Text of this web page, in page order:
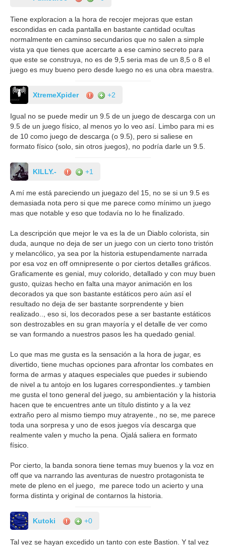
Tiene exploracion a la hora de recojer mejoras que estan
escondidas en cada pantalla en bastante cantidad ocultas
normalmente en caminso secundarios que no salen a simple
vista ya que tienes que acercarte a ese camino secreto para
que este se construya, no es de 9,5 seria mas de un 8,5 o 8 el
juego es muy bueno pero desde luego no es una obra maestra.
XtremeXpider +2
Igual no se puede medir un 9.5 de un juego de descarga con un
9.5 de un juego físico, al menos yo lo veo así. Limbo para mi es
de 10 como juego de descarga (o 9.5), pero si saliese en
formato físico (solo, sin otros juegos), no podría darle un 9.5.
KILLY.- +1
A mí me está pareciendo un juegazo del 15, no se si un 9.5 es
demasiada nota pero si que me parece como mínimo un juego
mas que notable y eso que todavía no lo he finalizado.
La descripción que mejor le va es la de un Diablo colorista, sin
duda, aunque no deja de ser un juego con un cierto tono tristón
y melancólico, ya sea por la historia estupendamente narrada
por esa voz en off omnipresente o por ciertos detalles gráficos.
Graficamente es genial, muy colorido, detallado y con muy buen
gusto, quizas hecho en falta una mayor animación en los
decorados ya que son bastante estáticos pero aún así el
resultado no deja de ser bastante sorprendente y bien
realizado.., eso si, los decorados pese a ser bastante estáticos
son destrozables en su gran mayoría y el detalle de ver como
se van formando a nuestros pasos les ha quedado genial.
Lo que mas me gusta es la sensación a la hora de jugar, es
divertido, tiene muchas opciones para afrontar los combates en
forma de armas y ataques especiales que puedes ir subiendo
de nivel a tu antojo en los lugares correspondientes..y tambien
me gusta el tono general del juego, su ambientación y la historia
hacen que te encuentres ante un título distinto y a la vez
extraño pero al mismo tiempo muy atrayente., no se, me parece
toda una sorpresa y uno de esos juegos vía descarga que
realmente valen y mucho la pena. Ojalá saliera en formato
físico.
Por cierto, la banda sonora tiene temas muy buenos y la voz en
off que va narrando las aventuras de nuestro protagonista te
mete de pleno en el juego, me parece todo un acierto y una
forma distinta y original de contarnos la historia.
Kutoki +0
Tal vez se hayan excedido un tanto con este Bastion. Y tal vez